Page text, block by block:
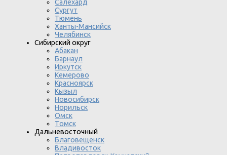
Салехард
Сургут
Тюмень
Ханты-Мансийск
Челябинск
Сибирский округ
Абакан
Барнаул
Иркутск
Кемерово
Красноярск
Кызыл
Новосибирск
Норильск
Омск
Томск
Дальневосточный
Благовещенск
Владивосток